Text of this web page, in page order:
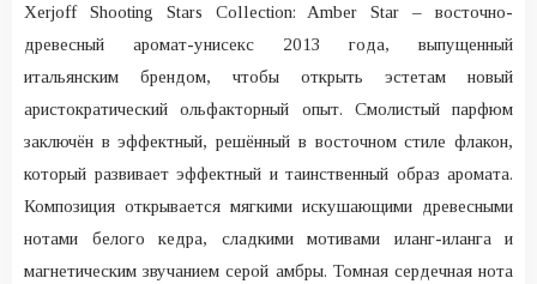
Xerjoff Shooting Stars Collection: Amber Star – восточно-
древесный аромат-унисекс 2013 года, выпущенный
итальянским брендом, чтобы открыть эстетам новый
аристократический ольфакторный опыт. Смолистый парфюм
заключён в эффектный, решённый в восточном стиле флакон,
который развивает эффектный и таинственный образ аромата.
Композиция открывается мягкими искушающими древесными
нотами белого кедра, сладкими мотивами иланг-иланга и
магнетическим звучанием серой амбры. Томная сердечная нота